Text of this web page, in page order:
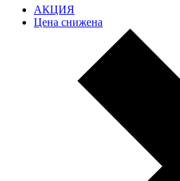
АКЦИЯ
Цена снижена